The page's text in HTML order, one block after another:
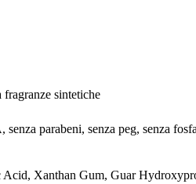
fragranze sintetiche
parabeni, senza peg, senza
Xanthan Gum, Guar